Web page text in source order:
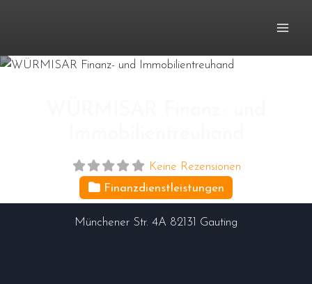
Keine Rezensionen
Finanzdienstleistungen
Münchener Str. 4A 82131 Gauting